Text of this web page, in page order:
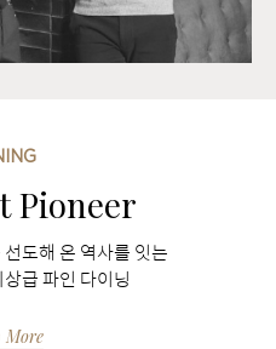
Pioneer
도해 온 역사를 잇는
급 파인 다이닝
More